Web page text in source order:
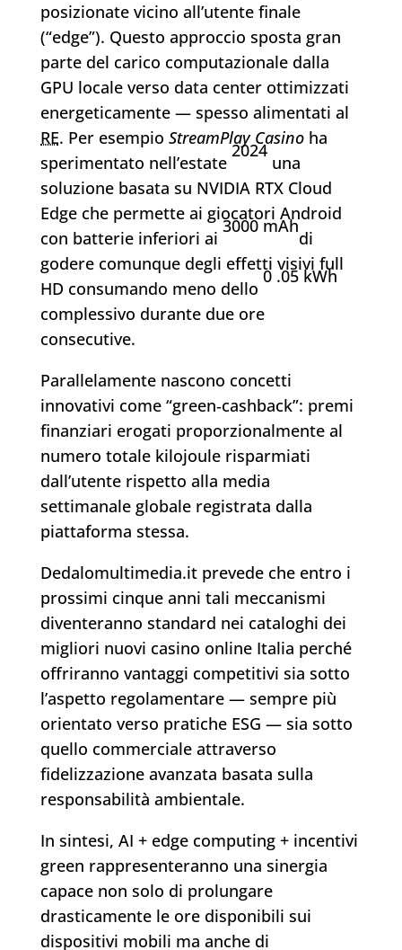
posizionate vicino all’utente finale
(“edge”). Questo approccio sposta gran
parte del carico computazionale dalla
GPU locale verso data center ottimizzati
energeticamente — spesso alimentati al
RE. Per esempio StreamPlay Casinoha
sperimentato nell’estate
2024
una
soluzione basata su NVIDIA RTX Cloud
Edge che permette ai giocatori Android
con batterie inferiori ai
3000 mAh
​di
godere comunque degli effetti visivi full
HD consumando meno dello
0 .05 kWh
complessivo durante due ore
consecutive.
Parallelamente nascono concetti
innovativi come “green‑cashback”: premi
finanziari erogati proporzionalmente al
numero totale kilojoule risparmiati
dall’utente rispetto alla media
settimanale globale registrata dalla
piattaforma stessa.
Dedalomultimedia.it prevede che entro i
prossimi cinque anni tali meccanismi
diventeranno standard nei cataloghi dei
migliori nuovi casino online Italia perché
offriranno vantaggi competitivi sia sotto
l’aspetto regolamentare — sempre più
orientato verso pratiche ESG — sia sotto
quello commerciale attraverso
fidelizzazione avanzata basata sulla
responsabilità ambientale.
In sintesi, AI + edge computing + incentivi
green rappresenteranno una sinergia
capace non solo di prolungare
drasticamente le ore disponibili sui
dispositivi mobili ma anche di